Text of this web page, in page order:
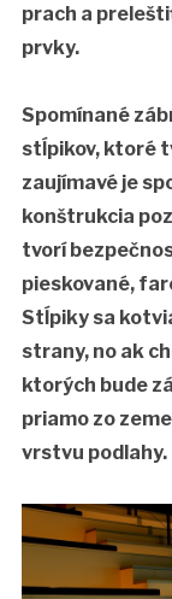
prach a
prvky.
Spomínané
stĺpikov, ktoré
zaujímavé je
konštrukcia
tvorí
pieskované,
Stĺpiky sa
strany, no ak
ktorých bude
priamo zo
vrstvu podlahy.